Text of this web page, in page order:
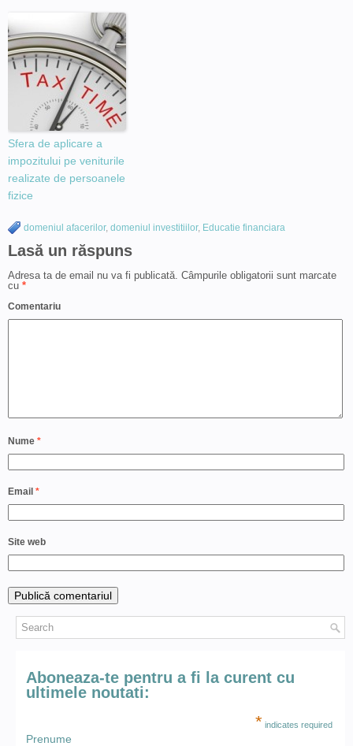
Sfera de aplicare a
impozitului pe veniturile
realizate de persoanele
fizice
domeniul afacerilor, domeniul investitiilor, Educatie financiara
Lasă un răspuns
Adresa ta de email nu va fi publicată. Câmpurile obligatorii sunt marcate
cu *
Comentariu
Nume *
Email *
Site web
Aboneaza-te pentru a fi la curent cu
ultimele noutati:
* indicates required
Prenume